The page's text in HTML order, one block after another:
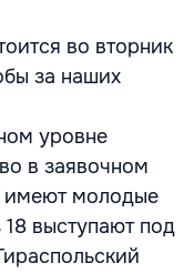
во вторник
за наших
уровне
в заявочном
имеют молодые
выступают под